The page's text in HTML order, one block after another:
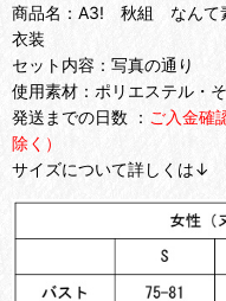
商品名：A3! 秋組 なんて
衣装
セット内容：写真の通り
使用素材：ポリエステル・
発送までの日数 ： ご入金確
除く）
サイズについて詳しくは↓